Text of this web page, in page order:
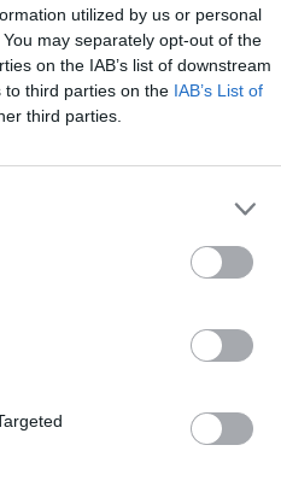
utilized by us or personal
may separately opt-out of the
on the IAB’s list of downstream
to third parties on the IAB’s List of
third parties.